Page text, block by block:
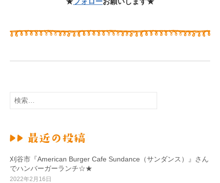
検
索
刈谷市『American Burger Cafe Sundance（サンダンス）』さん
でハンバーガーランチ☆★
2022年2月16日